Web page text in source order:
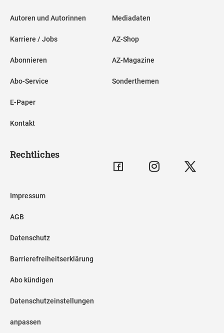
Autoren und Autorinnen
Karriere / Jobs
Abonnieren
Abo-Service
E-Paper
Kontakt
Mediadaten
AZ-Shop
AZ-Magazine
Sonderthemen
Rechtliches
Impressum
AGB
Datenschutz
Barrierefreiheitserklärung
Abo kündigen
Datenschutzeinstellungen
anpassen